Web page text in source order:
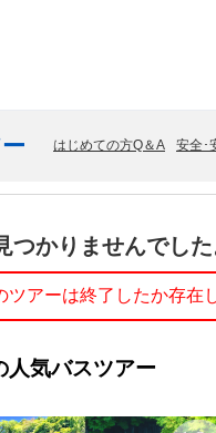
はじめての方Q＆A 安全･
つかりませんでした
ツアーは終了したか存在
人気バスツアー